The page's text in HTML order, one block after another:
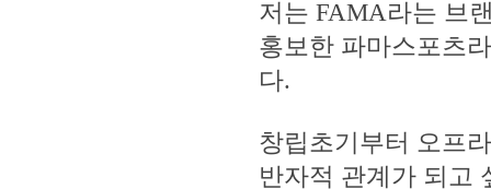
저는 FAMA라는 브
홍보한 파마스포츠
다.
창립초기부터 오프
반자적 관계가 되고